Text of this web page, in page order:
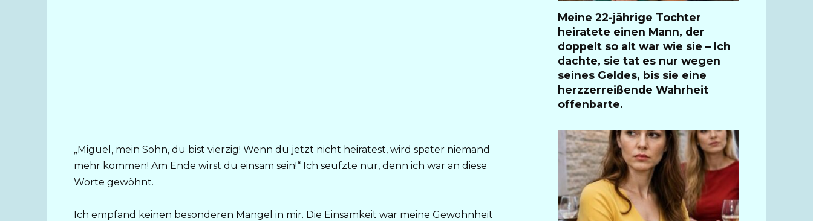
„Miguel, mein Sohn, du bist vierzig! Wenn du jetzt nicht heiratest, wird später niemand
mehr kommen! Am Ende wirst du einsam sein!“ Ich seufzte nur, denn ich war an diese
Worte gewöhnt.
Ich empfand keinen besonderen Mangel in mir. Die Einsamkeit war meine Gewohnheit
Meine 22-jährige Tochter
heiratete einen Mann, der
doppelt so alt war wie sie – Ich
dachte, sie tat es nur wegen
seines Geldes, bis sie eine
herzzerreißende Wahrheit
offenbarte.